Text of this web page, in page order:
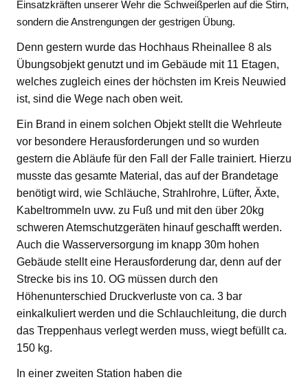
Einsatzkräften unserer Wehr die Schweißperlen auf die Stirn,
sondern die Anstrengungen der gestrigen Übung.
Denn gestern wurde das Hochhaus Rheinallee 8 als
Übungsobjekt genutzt und im Gebäude mit 11 Etagen,
welches zugleich eines der höchsten im Kreis Neuwied
ist, sind die Wege nach oben weit.
Ein Brand in einem solchen Objekt stellt die Wehrleute
vor besondere Herausforderungen und so wurden
gestern die Abläufe für den Fall der Falle trainiert. Hierzu
musste das gesamte Material, das auf der Brandetage
benötigt wird, wie Schläuche, Strahlrohre, Lüfter, Äxte,
Kabeltrommeln uvw. zu Fuß und mit den über 20kg
schweren Atemschutzgeräten hinauf geschafft werden.
Auch die Wasserversorgung im knapp 30m hohen
Gebäude stellt eine Herausforderung dar, denn auf der
Strecke bis ins 10. OG müssen durch den
Höhenunterschied Druckverluste von ca. 3 bar
einkalkuliert werden und die Schlauchleitung, die durch
das Treppenhaus verlegt werden muss, wiegt befüllt ca.
150 kg.
In einer zweiten Station haben die